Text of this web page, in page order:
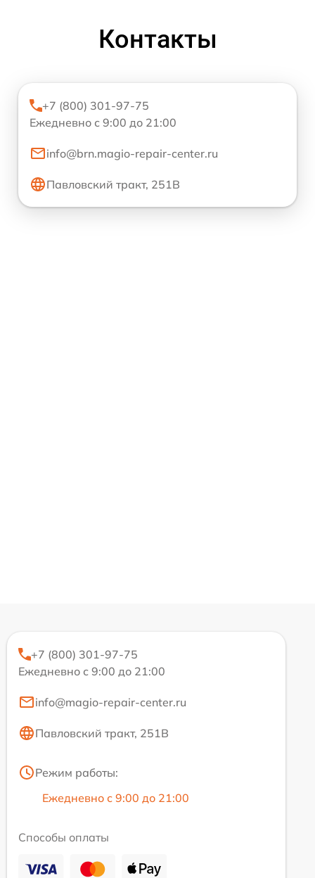
Контакты
+7 (800) 301-97-75
Ежедневно с 9:00 до 21:00
info@brn.magio-repair-center.ru
Павловский тракт, 251В
+7 (800) 301-97-75
Ежедневно с 9:00 до 21:00
info@magio-repair-center.ru
Павловский тракт, 251В
Режим работы:
Ежедневно с 9:00 до 21:00
Способы оплаты